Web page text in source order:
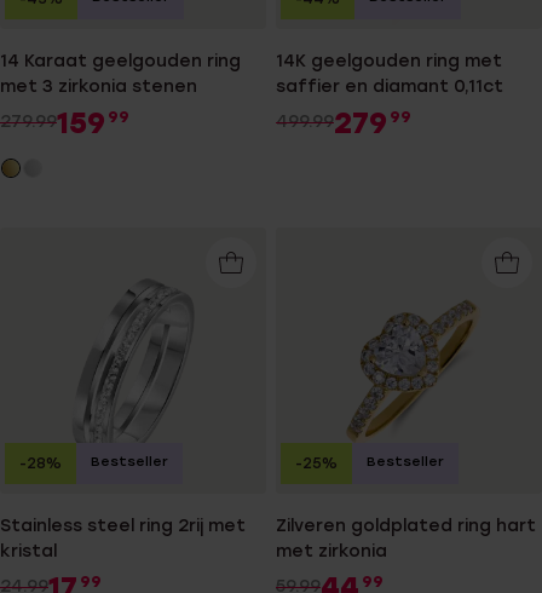
14 Karaat geelgouden ring
met 3 zirkonia stenen
279.99159 99
14K geelgouden ring met
saffier en diamant 0,11ct
499.99279 99
Stainless steel ring 2rij met
kristal
24.99
99
-28% Bestseller
Zilveren goldplated ring hart
met zirkonia
59.99
99
-25% Bestseller